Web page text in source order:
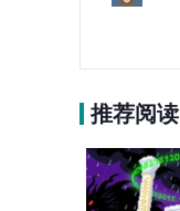
推荐阅读